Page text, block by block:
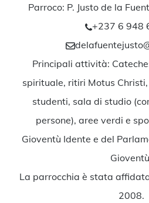
Parroco: P. Justo de la
+237 6 948
Principali attività:
spirituale, ritiri Motus
studenti, sala di studio
persone), aree verdi e
Gioventù Idente e del
La parrocchia è stata
2008.